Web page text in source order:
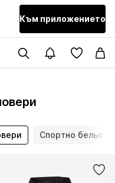
Към приложението
Спортно бельо